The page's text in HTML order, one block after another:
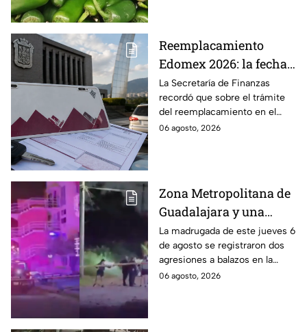
Reemplacamiento
Edomex 2026: la fecha
límite para obtener el
100% de descuento
La Secretaría de Finanzas
recordó que sobre el trámite
del reemplacamiento en el
Edomex, ¿hasta cuándo se
06 agosto, 2026
Zona Metropolitana de
Guadalajara y una
jornada de violencia:
Asesinan a balazos a
dos hombres en
Tlajomulco y El Salto
La madrugada de este jueves 6
de agosto se registraron dos
agresiones a balazos en la
Zona Metropolitana de
06 agosto, 2026